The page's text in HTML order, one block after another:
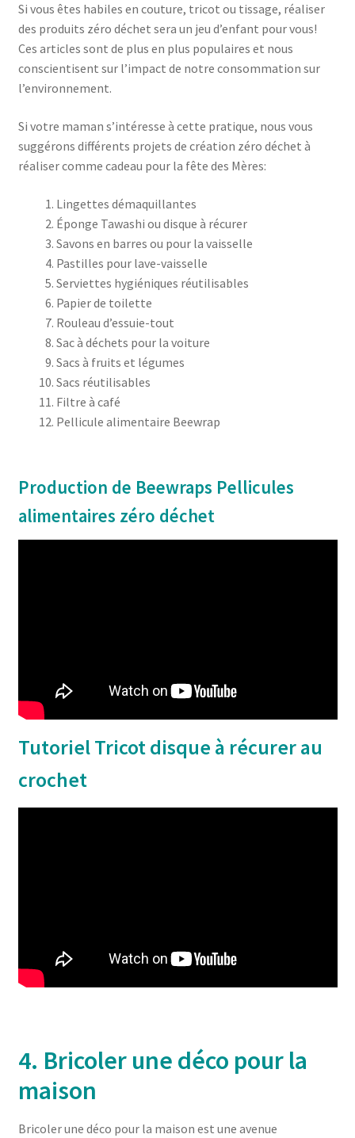
Si vous êtes habiles en couture, tricot ou tissage, réaliser
des produits zéro déchet sera un jeu d’enfant pour vous!
Ces articles sont de plus en plus populaires et nous
conscientisent sur l’impact de notre consommation sur
l’environnement.
Si votre maman s’intéresse à cette pratique, nous vous
suggérons différents projets de création zéro déchet à
réaliser comme cadeau pour la fête des Mères:
Lingettes démaquillantes
Éponge Tawashi ou disque à récurer
Savons en barres ou pour la vaisselle
Pastilles pour lave-vaisselle
Serviettes hygiéniques réutilisables
Papier de toilette
Rouleau d’essuie-tout
Sac à déchets pour la voiture
Sacs à fruits et légumes
Sacs réutilisables
Filtre à café
Pellicule alimentaire Beewrap
Production de Beewraps Pellicules
alimentaires zéro déchet
Tutoriel Tricot disque à récurer au
crochet
4. Bricoler une déco pour la
maison
Bricoler une déco pour la maison est une avenue